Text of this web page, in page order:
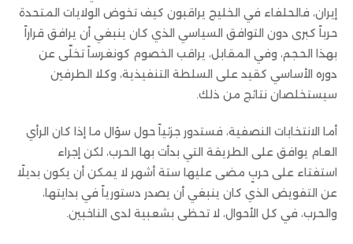
إيران، فالحلفاء في الخليج يراقبون كيف تخوض الولايات المتحدة
حرباً كبرى دون التوافق السياسي الذي كان ينبغي أن يرافق قراراً
بهذا الحجم، وفي المقابل، يراقب الخصوم كونغرساً تخلّى عن
دوره الأساسي كقيد على السلطة التنفيذية، وكلا الطرفين
سيستخلصان نتائج من ذلك.
أما الانتخابات النصفية، فستدور جزئياً حول سؤال ما إذا كان الرأي
العام يوافق على الطريقة التي بدأت بها الحرب، لكن إجراء
استفتاء على حربٍ مضى عليها ستة أشهر لا يمكن أن يكون بديلًا
عن التفويض الذي كان ينبغي أن يصدر دستورياً في بدايتها،
والحرب، في كل الأحوال، لا تحظى بشعبية لدى الناخبين.